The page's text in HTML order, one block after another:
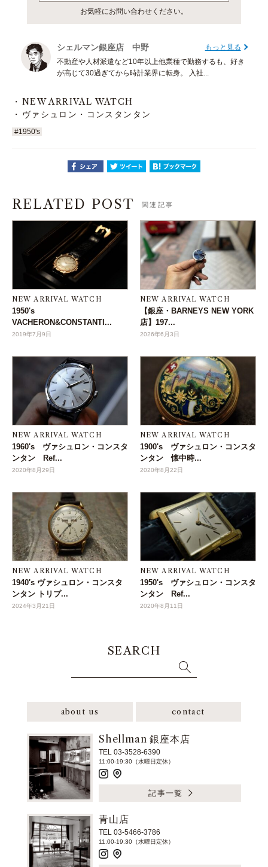
お気軽にお問い合わせください。
シェルマン銀座店 中野
もっと見る
不動産や人材派遣など10年以上他業種で勤務するも、好き
が高じて30過ぎてから時計業界に転身。 入社...
NEW ARRIVAL WATCH
ヴァシュロン・コンスタンタン
#1950's
RELATED POST 関連記事
NEW ARRIVAL WATCH
1950's
VACHERON&CONSTANTI...
2019年7月9日
NEW ARRIVAL WATCH
【銀座・BARNEYS NEW YORK
店】197...
2026年6月3日
NEW ARRIVAL WATCH
1960's ヴァシュロン・コンスタ
ンタン Ref...
2020年8月29日
NEW ARRIVAL WATCH
1900's ヴァシュロン・コンスタ
ンタン 懐中時...
2020年8月22日
NEW ARRIVAL WATCH
1940's ヴァシュロン・コンスタ
ンタン トリプ...
2024年3月21日
NEW ARRIVAL WATCH
1950's ヴァシュロン・コンスタ
ンタン Ref...
2020年8月11日
SEARCH
about us contact
Shellman 銀座本店
TEL 03-3528-6390
11:00-19:30（水曜日定休）
記事一覧
青山店
TEL 03-5466-3786
11:00-19:30（水曜日定休）